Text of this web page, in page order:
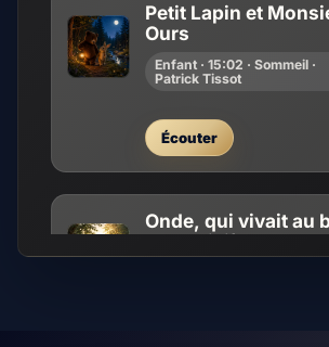
2
Petit Lapin et
Ours
Enfant · 15:02 · Sommeil ·
Patrick Tissot
Écouter
3
Onde, qui vivait au
d’une rivière